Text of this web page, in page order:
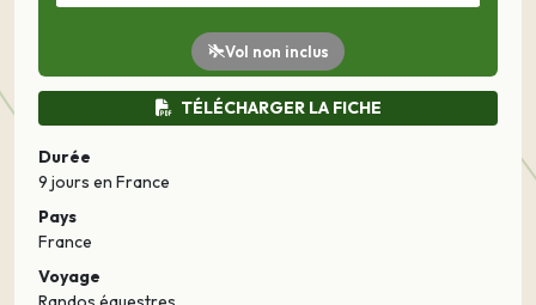
Vol non inclus
TÉLÉCHARGER LA FICHE
Durée
9 jours en France
Pays
France
Voyage